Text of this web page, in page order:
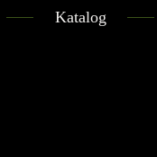
Katalog